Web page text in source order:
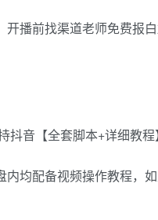
播前找渠道老师免费报
均配备视频操作教程，